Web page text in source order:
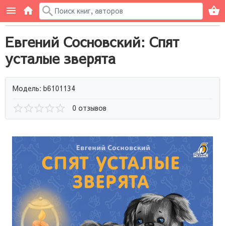
Евгений Сосновский: Спят
усталые зверята
Модель: b6101134
0 отзывов